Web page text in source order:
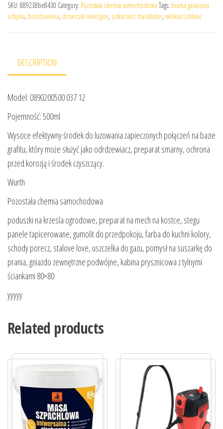
SKU: 889238be8430 Category: Pozostała chemia samochodowa Tags: brama garażowa
uchylna, bruzdownica, drzwiczki rewizyjne, odkurzacz macallister, włókno szklane
DESCRIPTION
Model: 0890200500 037 12
Pojemność: 500ml
Wysoce efektywny środek do luzowania zapieczonych połączeń na bazie
grafitu, który może służyć jako odrdzewiacz, preparat smarny, ochrona
przed korozją i środek czyszczący.
Wurth
Pozostała chemia samochodowa
poduszki na krzesla ogrodowe, preparat na mech na kostce, stegu
panele tapicerowane, gumolit do przedpokoju, farba do kuchni kolory,
schody porecz, stalove love, uszczelka do gazu, pomysł na suszarkę do
prania, gniazdo zewnętrzne podwójne, kabina prysznicowa z tylnymi
ściankami 80×80
yyyyy
Related products